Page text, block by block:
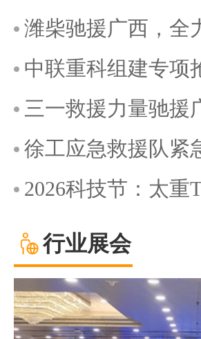
潍柴驰援广西，全
中联重科组建专项
三一救援力量驰援
徐工应急救援队紧
2026科技节：太重
行业展会